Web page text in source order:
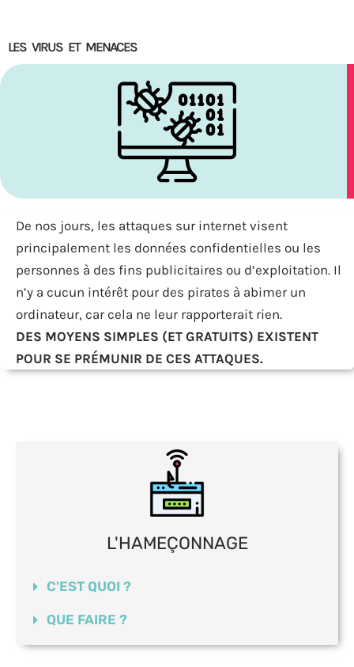
LES VIRUS ET MENACES
De nos jours, les attaques sur internet visent
principalement les données confidentielles ou les
personnes à des fins publicitaires ou d’exploitation. Il
n’y a cucun intérêt pour des pirates à abimer un
ordinateur, car cela ne leur rapporterait rien.
DES MOYENS SIMPLES (ET GRATUITS) EXISTENT
POUR SE PRÉMUNIR DE CES ATTAQUES.
L'HAMEÇONNAGE
C'EST QUOI ?
QUE FAIRE ?